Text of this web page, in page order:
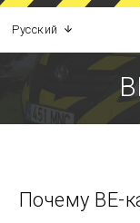
Русский
Почему ВЕ-